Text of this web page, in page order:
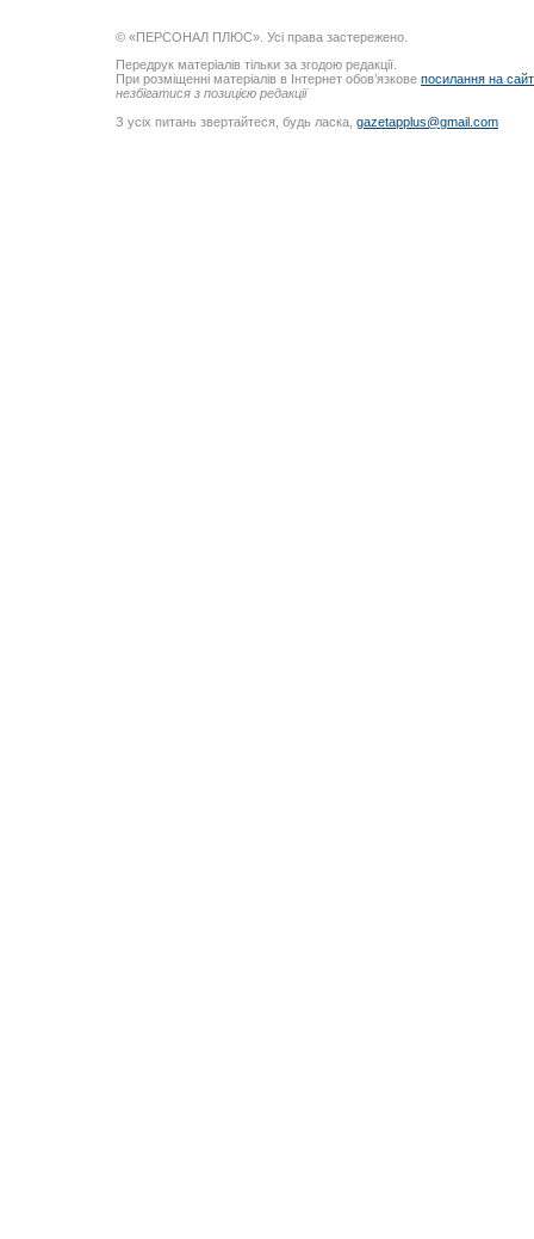
© «ПЕРСОНАЛ ПЛЮС». Усі права застережено.
Передрук матеріалів тільки за згодою редакції.
При розміщенні матеріалів в Інтернет обов’язкове посилання на
незбігатися з позицією редакції
З усіх питань звертайтеся, будь ласка, gazetapplus@gmail.com